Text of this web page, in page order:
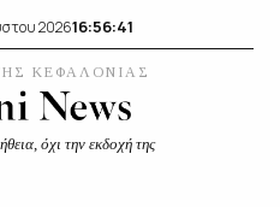
202616:56:42
ΚΕΦΑΛΟΝΙΑΣ
όχι την εκδοχή της